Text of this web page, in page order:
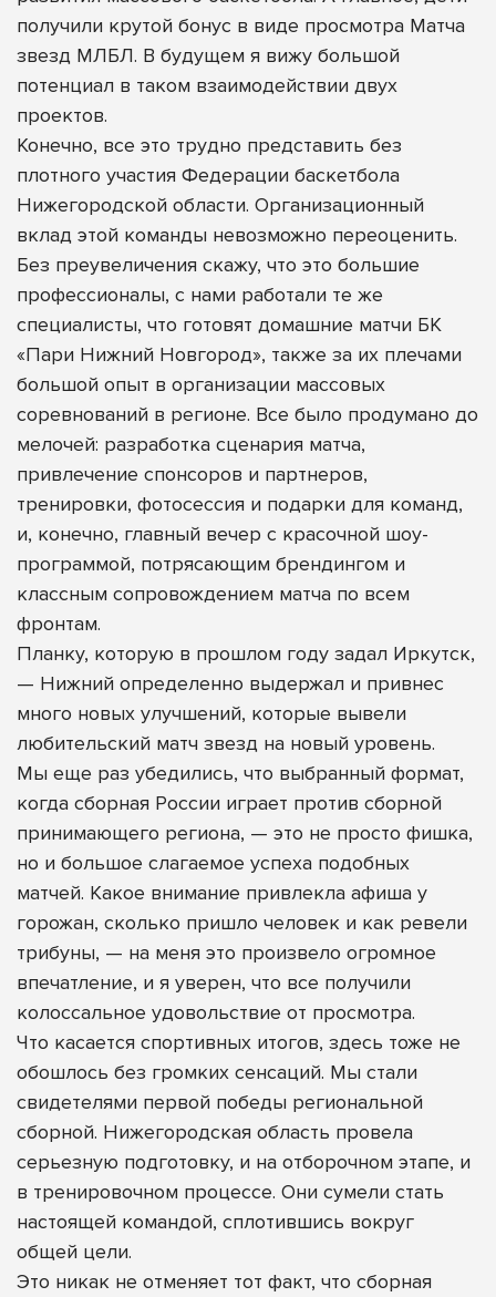
получили крутой бонус в виде просмотра Матча
звезд МЛБЛ. В будущем я вижу большой
потенциал в таком взаимодействии двух
проектов.
Конечно, все это трудно представить без
плотного участия Федерации баскетбола
Нижегородской области. Организационный
вклад этой команды невозможно переоценить.
Без преувеличения скажу, что это большие
профессионалы, с нами работали те же
специалисты, что готовят домашние матчи БК
«Пари Нижний Новгород», также за их плечами
большой опыт в организации массовых
соревнований в регионе. Все было продумано до
мелочей: разработка сценария матча,
привлечение спонсоров и партнеров,
тренировки, фотосессия и подарки для команд,
и, конечно, главный вечер с красочной шоу-
программой, потрясающим брендингом и
классным сопровождением матча по всем
фронтам.
Планку, которую в прошлом году задал Иркутск,
— Нижний определенно выдержал и привнес
много новых улучшений, которые вывели
любительский матч звезд на новый уровень.
Мы еще раз убедились, что выбранный формат,
когда сборная России играет против сборной
принимающего региона, — это не просто фишка,
но и большое слагаемое успеха подобных
матчей. Какое внимание привлекла афиша у
горожан, сколько пришло человек и как ревели
трибуны, — на меня это произвело огромное
впечатление, и я уверен, что все получили
колоссальное удовольствие от просмотра.
Что касается спортивных итогов, здесь тоже не
обошлось без громких сенсаций. Мы стали
свидетелями первой победы региональной
сборной. Нижегородская область провела
серьезную подготовку, и на отборочном этапе, и
в тренировочном процессе. Они сумели стать
настоящей командой, сплотившись вокруг
общей цели.
Это никак не отменяет тот факт, что сборная